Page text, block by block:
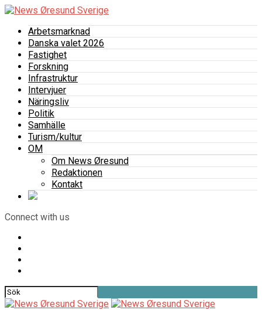
Arbetsmarknad
Danska valet 2026
Fastighet
Forskning
Infrastruktur
Intervjuer
Näringsliv
Politik
Samhälle
Turism/kultur
OM
Om News Øresund
Redaktionen
Kontakt
Connect with us